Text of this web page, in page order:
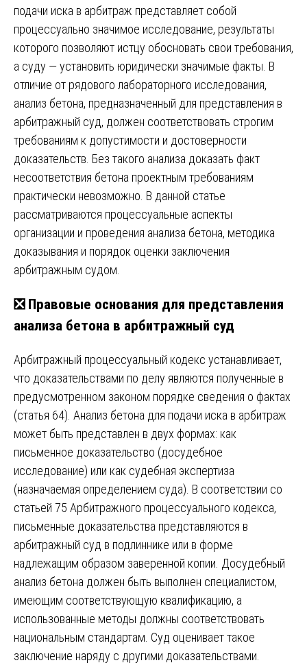
подачи иска в арбитраж представляет собой
процессуально значимое исследование, результаты
которого позволяют истцу обосновать свои требования,
а суду — установить юридически значимые факты. В
отличие от рядового лабораторного исследования,
анализ бетона, предназначенный для представления в
арбитражный суд, должен соответствовать строгим
требованиям к допустимости и достоверности
доказательств. Без такого анализа доказать факт
несоответствия бетона проектным требованиям
практически невозможно. В данной статье
рассматриваются процессуальные аспекты
организации и проведения анализа бетона, методика
доказывания и порядок оценки заключения
арбитражным судом.
❎ Правовые основания для представления
анализа бетона в арбитражный суд
Арбитражный процессуальный кодекс устанавливает,
что доказательствами по делу являются полученные в
предусмотренном законом порядке сведения о фактах
(статья 64). Анализ бетона для подачи иска в арбитраж
может быть представлен в двух формах: как
письменное доказательство (досудебное
исследование) или как судебная экспертиза
(назначаемая определением суда). В соответствии со
статьей 75 Арбитражного процессуального кодекса,
письменные доказательства представляются в
арбитражный суд в подлиннике или в форме
надлежащим образом заверенной копии. Досудебный
анализ бетона должен быть выполнен специалистом,
имеющим соответствующую квалификацию, а
использованные методы должны соответствовать
национальным стандартам. Суд оценивает такое
заключение наряду с другими доказательствами.